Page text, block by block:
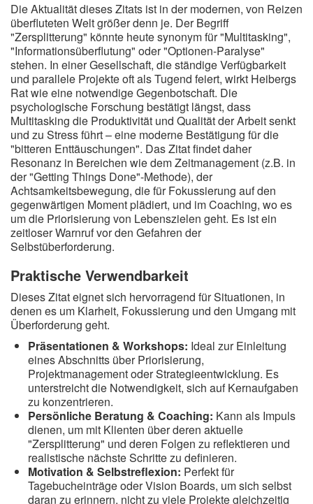
Die Aktualität dieses Zitats ist in der modernen, von Reizen
überfluteten Welt größer denn je. Der Begriff
"Zersplitterung" könnte heute synonym für "Multitasking",
"Informationsüberflutung" oder "Optionen-Paralyse"
stehen. In einer Gesellschaft, die ständige Verfügbarkeit
und parallele Projekte oft als Tugend feiert, wirkt Heibergs
Rat wie eine notwendige Gegenbotschaft. Die
psychologische Forschung bestätigt längst, dass
Multitasking die Produktivität und Qualität der Arbeit senkt
und zu Stress führt – eine moderne Bestätigung für die
"bitteren Enttäuschungen". Das Zitat findet daher
Resonanz in Bereichen wie dem Zeitmanagement (z.B. in
der "Getting Things Done"-Methode), der
Achtsamkeitsbewegung, die für Fokussierung auf den
gegenwärtigen Moment plädiert, und im Coaching, wo es
um die Priorisierung von Lebenszielen geht. Es ist ein
zeitloser Warnruf vor den Gefahren der
Selbstüberforderung.
Praktische Verwendbarkeit
Dieses Zitat eignet sich hervorragend für Situationen, in
denen es um Klarheit, Fokussierung und den Umgang mit
Überforderung geht.
Präsentationen & Workshops: Ideal zur Einleitung
eines Abschnitts über Priorisierung,
Projektmanagement oder Strategieentwicklung. Es
unterstreicht die Notwendigkeit, sich auf Kernaufgaben
zu konzentrieren.
Persönliche Beratung & Coaching: Kann als Impuls
dienen, um mit Klienten über deren aktuelle
"Zersplitterung" und deren Folgen zu reflektieren und
realistische nächste Schritte zu definieren.
Motivation & Selbstreflexion: Perfekt für
Tagebucheinträge oder Vision Boards, um sich selbst
daran zu erinnern, nicht zu viele Projekte gleichzeitig